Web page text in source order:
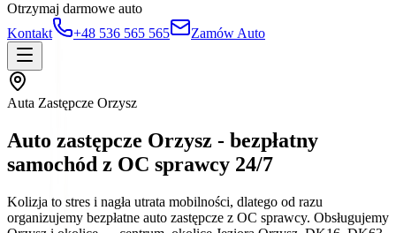
Otrzymaj darmowe auto
Kontakt
+48 536 565 565 Zamów Auto
Auta Zastępcze Orzysz
Auto zastępcze Orzysz - bezpłatny
samochód z OC sprawcy 24/7
Kolizja to stres i nagła utrata mobilności, dlatego od razu
organizujemy bezpłatne auto zastępcze z OC sprawcy. Obsługujemy